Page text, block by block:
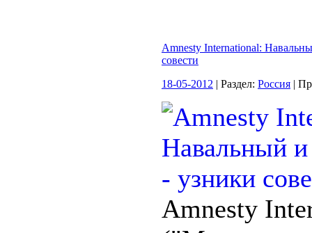
Amnesty International:
совести
18-05-2012 | Раздел: Россия |
Amnesty